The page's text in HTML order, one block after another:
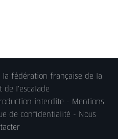
fédération française de la
de l'escalade
interdite - Mentions
de confidentialité - Nous